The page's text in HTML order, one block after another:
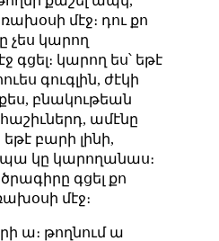
մէջ։ դու քո
չես կարող
գցել։ կարող ես՝ եթէ
գուգլին, ժէկի
բնակութեան
ամէնը
բարի լինի,
կը կարողանաս։
գցել քո
մէջ։
ա։ թողնում ա